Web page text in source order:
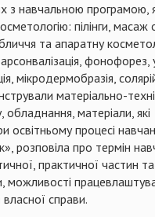
з навчальною програмою,
пілінги, масаж
та апаратну
фонофорез,
мікродермобразія,
матеріально-
матеріали, які
освітньому процесі
розповіла про термін
практичної частин та
можливості
справи.